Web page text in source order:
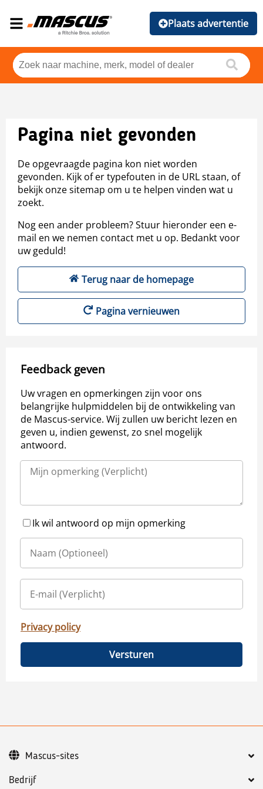
Plaats advertentie
Pagina niet gevonden
De opgevraagde pagina kon niet worden
gevonden. Kijk of er typefouten in de URL staan, of
bekijk onze sitemap om u te helpen vinden wat u
zoekt.
Nog een ander probleem? Stuur hieronder een e-
mail en we nemen contact met u op. Bedankt voor
uw geduld!
Terug naar de homepage
Pagina vernieuwen
Feedback geven
Uw vragen en opmerkingen zijn voor ons
belangrijke hulpmiddelen bij de ontwikkeling van
de Mascus-service. Wij zullen uw bericht lezen en
geven u, indien gewenst, zo snel mogelijk
antwoord.
Ik wil antwoord op mijn opmerking
Privacy policy
Versturen
Bedrijf
Mascus-sites